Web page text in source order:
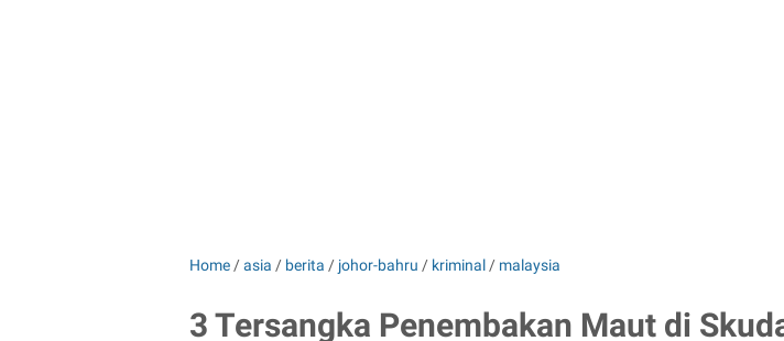
Home /asia / berita / johor-bahru / kriminal / malaysia
3 Tersangka Penembakan Maut di